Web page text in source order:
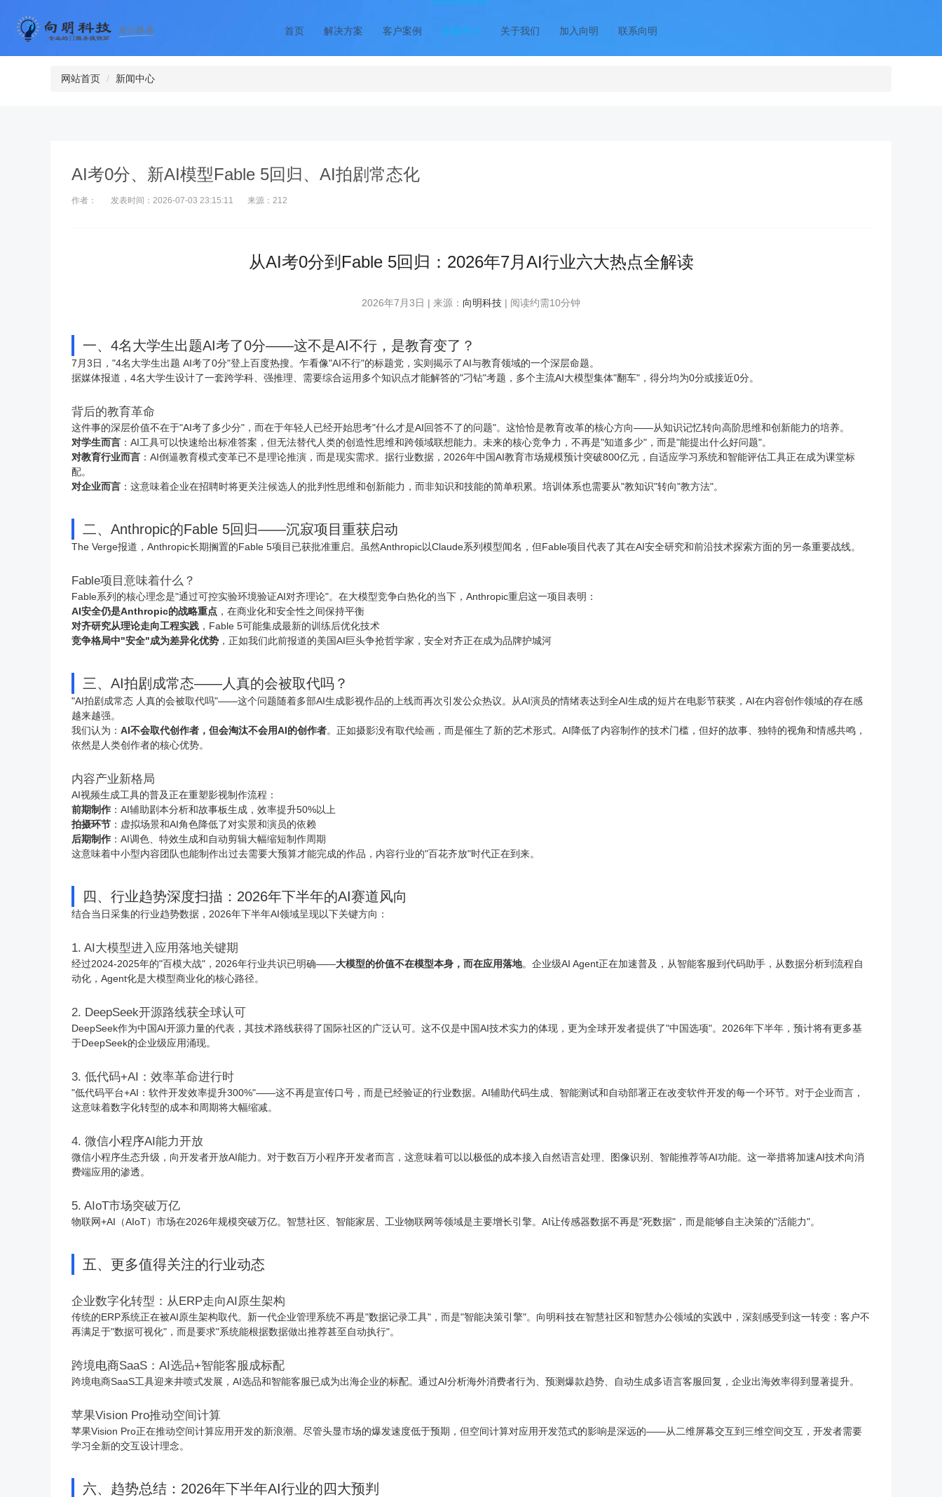
首页 解决方案 客户案例 新闻中心 关于我们 加入向明 联系向明
网站首页 新闻中心
AI考0分、新AI模型Fable 5回归、AI拍剧常态化
作者： 发表时间：2026-07-03 23:15:11 来源：212
从AI考0分到Fable 5回归：2026年7月AI行业六大热点全解读
2026年7月3日 | 来源： 向明科技 | 阅读约需10分钟
一、4名大学生出题AI考了0分——这不是AI不行，是教育变了？
7月3日，"4名大学生出题 AI考了0分"登上百度热搜。乍看像"AI不行"的标题党，实则揭示了AI与教育领域的一个深层命题。
据媒体报道，4名大学生设计了一套跨学科、强推理、需要综合运用多个知识点才能解答的"刁钻"考题，多个主流AI大模型集体"翻车"，得分均为0分或接近0分。
背后的教育革命
这件事的深层价值不在于"AI考了多少分"，而在于年轻人已经开始思考"什么才是AI回答不了的问题"。这恰恰是教育改革的核心方向——从知识记忆转向高阶思维和创新能力的培养。
对学生而言 ：AI工具可以快速给出标准答案，但无法替代人类的创造性思维和跨领域联想能力。未来的核心竞争力，不再是"知道多少"，而是"能提出什么好问题"。
对教育行业而言 ：AI倒逼教育模式变革已不是理论推演，而是现实需求。据行业数据，2026年中国AI教育市场规模预计突破800亿元，自适应学习系统和智能评估工具正在成为课堂标
配。
对企业而言 ：这意味着企业在招聘时将更关注候选人的批判性思维和创新能力，而非知识和技能的简单积累。培训体系也需要从"教知识"转向"教方法"。
二、Anthropic的Fable 5回归——沉寂项目重获启动
The Verge报道，Anthropic长期搁置的Fable 5项目已获批准重启。虽然Anthropic以Claude系列模型闻名，但Fable项目代表了其在AI安全研究和前沿技术探索方面的另一条重要战线。
Fable项目意味着什么？
Fable系列的核心理念是"通过可控实验环境验证AI对齐理论"。在大模型竞争白热化的当下，Anthropic重启这一项目表明：
AI安全仍是Anthropic的战略重点 ，在商业化和安全性之间保持平衡
对齐研究从理论走向工程实践 ，Fable 5可能集成最新的训练后优化技术
竞争格局中"安全"成为差异化优势 ，正如我们此前报道的美国AI巨头争抢哲学家，安全对齐正在成为品牌护城河
三、AI拍剧成常态——人真的会被取代吗？
"AI拍剧成常态 人真的会被取代吗"——这个问题随着多部AI生成影视作品的上线而再次引发公众热议。从AI演员的情绪表达到全AI生成的短片在电影节获奖，AI在内容创作领域的存在感
越来越强。
我们认为： AI不会取代创作者，但会淘汰不会用AI的创作者。正如摄影没有取代绘画，而是催生了新的艺术形式。AI降低了内容制作的技术门槛，但好的故事、独特的视角和情感共鸣，
依然是人类创作者的核心优势。
内容产业新格局
AI视频生成工具的普及正在重塑影视制作流程：
前期制作 ：AI辅助剧本分析和故事板生成，效率提升50%以上
拍摄环节 ：虚拟场景和AI角色降低了对实景和演员的依赖
后期制作 ：AI调色、特效生成和自动剪辑大幅缩短制作周期
这意味着中小型内容团队也能制作出过去需要大预算才能完成的作品，内容行业的"百花齐放"时代正在到来。
四、行业趋势深度扫描：2026年下半年的AI赛道风向
结合当日采集的行业趋势数据，2026年下半年AI领域呈现以下关键方向：
1. AI大模型进入应用落地关键期
经过2024-2025年的"百模大战"，2026年行业共识已明确——大模型的价值不在模型本身，而在应用落地。企业级AI Agent正在加速普及，从智能客服到代码助手，从数据分析到流程自
动化，Agent化是大模型商业化的核心路径。
2. DeepSeek开源路线获全球认可
DeepSeek作为中国AI开源力量的代表，其技术路线获得了国际社区的广泛认可。这不仅是中国AI技术实力的体现，更为全球开发者提供了"中国选项"。2026年下半年，预计将有更多基
于DeepSeek的企业级应用涌现。
3. 低代码+AI：效率革命进行时
"低代码平台+AI：软件开发效率提升300%"——这不再是宣传口号，而是已经验证的行业数据。AI辅助代码生成、智能测试和自动部署正在改变软件开发的每一个环节。对于企业而言，
这意味着数字化转型的成本和周期将大幅缩减。
4. 微信小程序AI能力开放
微信小程序生态升级，向开发者开放AI能力。对于数百万小程序开发者而言，这意味着可以以极低的成本接入自然语言处理、图像识别、智能推荐等AI功能。这一举措将加速AI技术向消
费端应用的渗透。
5. AIoT市场突破万亿
物联网+AI（AIoT）市场在2026年规模突破万亿。智慧社区、智能家居、工业物联网等领域是主要增长引擎。AI让传感器数据不再是"死数据"，而是能够自主决策的"活能力"。
五、更多值得关注的行业动态
企业数字化转型：从ERP走向AI原生架构
传统的ERP系统正在被AI原生架构取代。新一代企业管理系统不再是"数据记录工具"，而是"智能决策引擎"。 向明科技在智慧社区和智慧办公领域的实践中，深刻感受到这一转变：客户不
再满足于"数据可视化"，而是要求"系统能根据数据做出推荐甚至自动执行"。
跨境电商SaaS：AI选品+智能客服成标配
跨境电商SaaS工具迎来井喷式发展，AI选品和智能客服已成为出海企业的标配。通过AI分析海外消费者行为、预测爆款趋势、自动生成多语言客服回复，企业出海效率得到显著提升。
苹果Vision Pro推动空间计算
苹果Vision Pro正在推动空间计算应用开发的新浪潮。尽管头显市场的爆发速度低于预期，但空间计算对应用开发范式的影响是深远的——从二维屏幕交互到三维空间交互，开发者需要
学习全新的交互设计理念。
六、趋势总结：2026年下半年AI行业的四大预判